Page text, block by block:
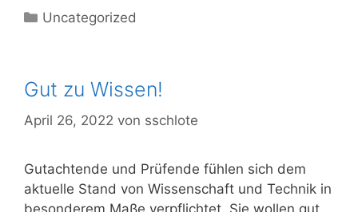
Kategorien
Uncategorized
Gut zu Wissen!
April 26, 2022 von sschlote
Gutachtende und Prüfende fühlen sich dem
aktuelle Stand von Wissenschaft und Technik in
besonderem Maße verpflichtet. Sie wollen gut